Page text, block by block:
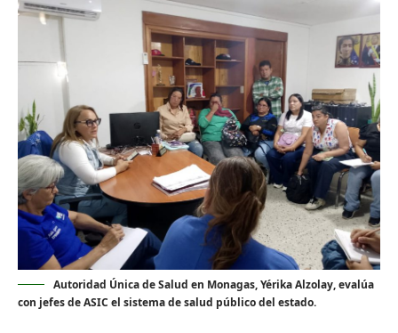
‎Autoridad Única de Salud en Monagas, Yérika Alzolay, evalúa
con jefes de ASIC el sistema de salud público del estado.